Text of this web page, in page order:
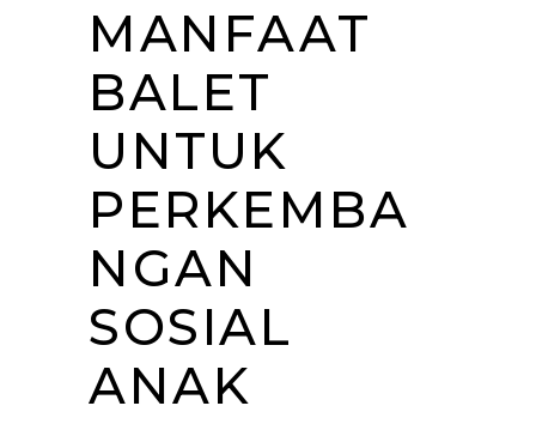
MANFAAT
BALET
UNTUK
PERKEMBA
NGAN
SOSIAL
ANAK